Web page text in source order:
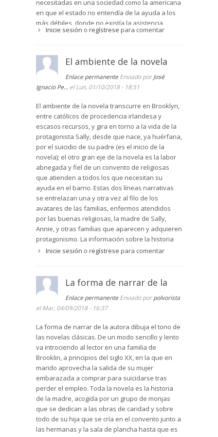
necesitadas en una sociedad como la americana
en que el estado no entendía de la ayuda a los
más débiles, donde no existía la asistencia
sanitaria gratuita.
noche y trabajaban de día curando a los
enfermos, limpiando sus cuerpos, lavando sus
ropas…, consolando sus almas…
la lavandería del convento donde pudo cuidar de
su hija durante muchos años. La autora nos
relata la evolución de la niña y su paso a la
madurez.
Annie y el señor Costello, un lechero que servía
la leche en el convento, se enamoran, y viven su
amor ocultamente porque el señor Costello
cuidaba de su esposa enferma psíquica y física
desde su boda.
Las monjas lo sabían. Pero ¿qué podían hacer?
Rezar por ellos y ocultárselo a Sally. Pero Sally lo
descubrió y sentía tanta pena por su madre que
constreñida a vivir a escondidas una situación
que podría hacerla feliz después de tantos años
hija.
Para los católicos, una situación como la que
estaban viviendo Annie y el Señor Costello, era
impropia. Y Sally sabía que si su madre se moría
no podría ir al Cielo.
Sor Jeanne, la monja que más protegía a Annie y
a Sally, sufría y rezaba igualmente. Para sor
Jeanne, la esposa del señor Costello había sido
muy injusta con su marido pues desde el día de
la boda se había negado a vivir la entrega en el
matrimonio y su enfermedad era la excusa
perfecta para tenerlo a su lado sin darle nada a
cambio.
Llegados a este punto, el lector se plantea si no
sería de justicia ayudar a morir a la anciana y
Inicie sesión o regístrese para comentar
El ambiente de la novela
Enlace permanente Enviado porJosé
Ignacio Pe... el Lun, 01/10/2018 - 18:51
El ambiente de la novela transcurre en Brooklyn,
entre católicos de procedencia irlandesa y
escasos recursos, y gira en torno a la vida de la
protagonista Sally, desde que nace, ya huérfana,
por el suicidio de su padre (es el inicio de la
novela); el otro gran eje de la novela es la labor
abnegada y fiel de un convento de religiosas
que atienden a todos los que necesitan su
ayuda en el barrio. Estas dos líneas narrativas
se entrelazan una y otra vez al filo de los
avatares de las familias, enfermos atendidos
por las buenas religiosas, la madre de Sally,
Annie, y otras familias que aparecen y adquieren
protagonismo. La información sobre la historia
central es dosificada con acierto por la autora,
historia. Los personajes están muy logrados, son
humanos y aparecen con sus grandezas y
gran belleza y delicadeza, a la vez que realismo
que expresa la dureza de los trabajos, como p.e.
los cuidados de las religiosas a los enfermos.
El ambiente es de personas que viven su fe
cristiana; la autora conoce las implicaciones
morales de la fe, es respetuosa con ellas y no
justifica las conductas inmorales, aunque a
veces parece que justifica algunas conductas
muy injustas, que se realizan por compasión y
amor.
Inicie sesión o regístrese para comentar
La forma de narrar de la
Enlace permanente Enviado porpolvorista
el Mar, 04/09/2018 - 16:37
La forma de narrar de la autora dibuja el tono de
las novelas clásicas. De un modo sencillo y lento
va introciendo al lector en una familia de
Brooklin, a principios del siglo XX, en la que en
marido aprovecha la salida de su mujer
embarazada a comprar para suicidarse tras
perder el empleo. Toda la novela es la historia
de la madre, acogida por un grupo de monjas
que se dedican a las obras de caridad y sobre
todo de su hija que se cría en el convento junto a
las hermanas y la sala de plancha hasta que es